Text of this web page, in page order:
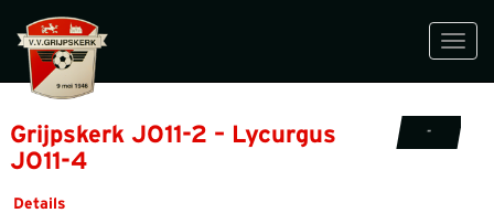
Grijpskerk JO11-2 – Lycurgus
JO11-4
-
Details